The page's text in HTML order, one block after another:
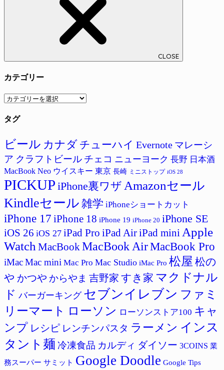
CLOSE
カテゴリー
カ
ゴ
ー
タグ
ビール カナダ チューハイ Evernote マレーシ
ア クラフトビール チェコ ニューヨーク 長野 日本酒
MacBook Neo ウイスキー 東京 長崎 ミニストップ iOS 28
PICKUP iPhone裏ワザ Amazonセール
Kindleセール 雑学 iPhoneショートカット
iPhone 17 iPhone 18 iPhone 19 iPhone 20 iPhone SE
iOS 26 iOS 27 iPad Pro iPad AiriPad mini Apple
Watch MacBook MacBook AirMacBook Pro
iMacMac mini Mac Pro Mac Studio iMac Pro 松屋 松の
や かつや からやま 吉野家 すき家 マクドナル
ド バーガーキング セブンイレブン ファミ
リーマート ローソン ローソンストア100 キャ
ンプ レシピ レンチンパスタ ラーメン インス
タント麺 冷凍食品 カルディ ダイソー 3COINS 業
務スーパー サミット Google Doodle Google Tips